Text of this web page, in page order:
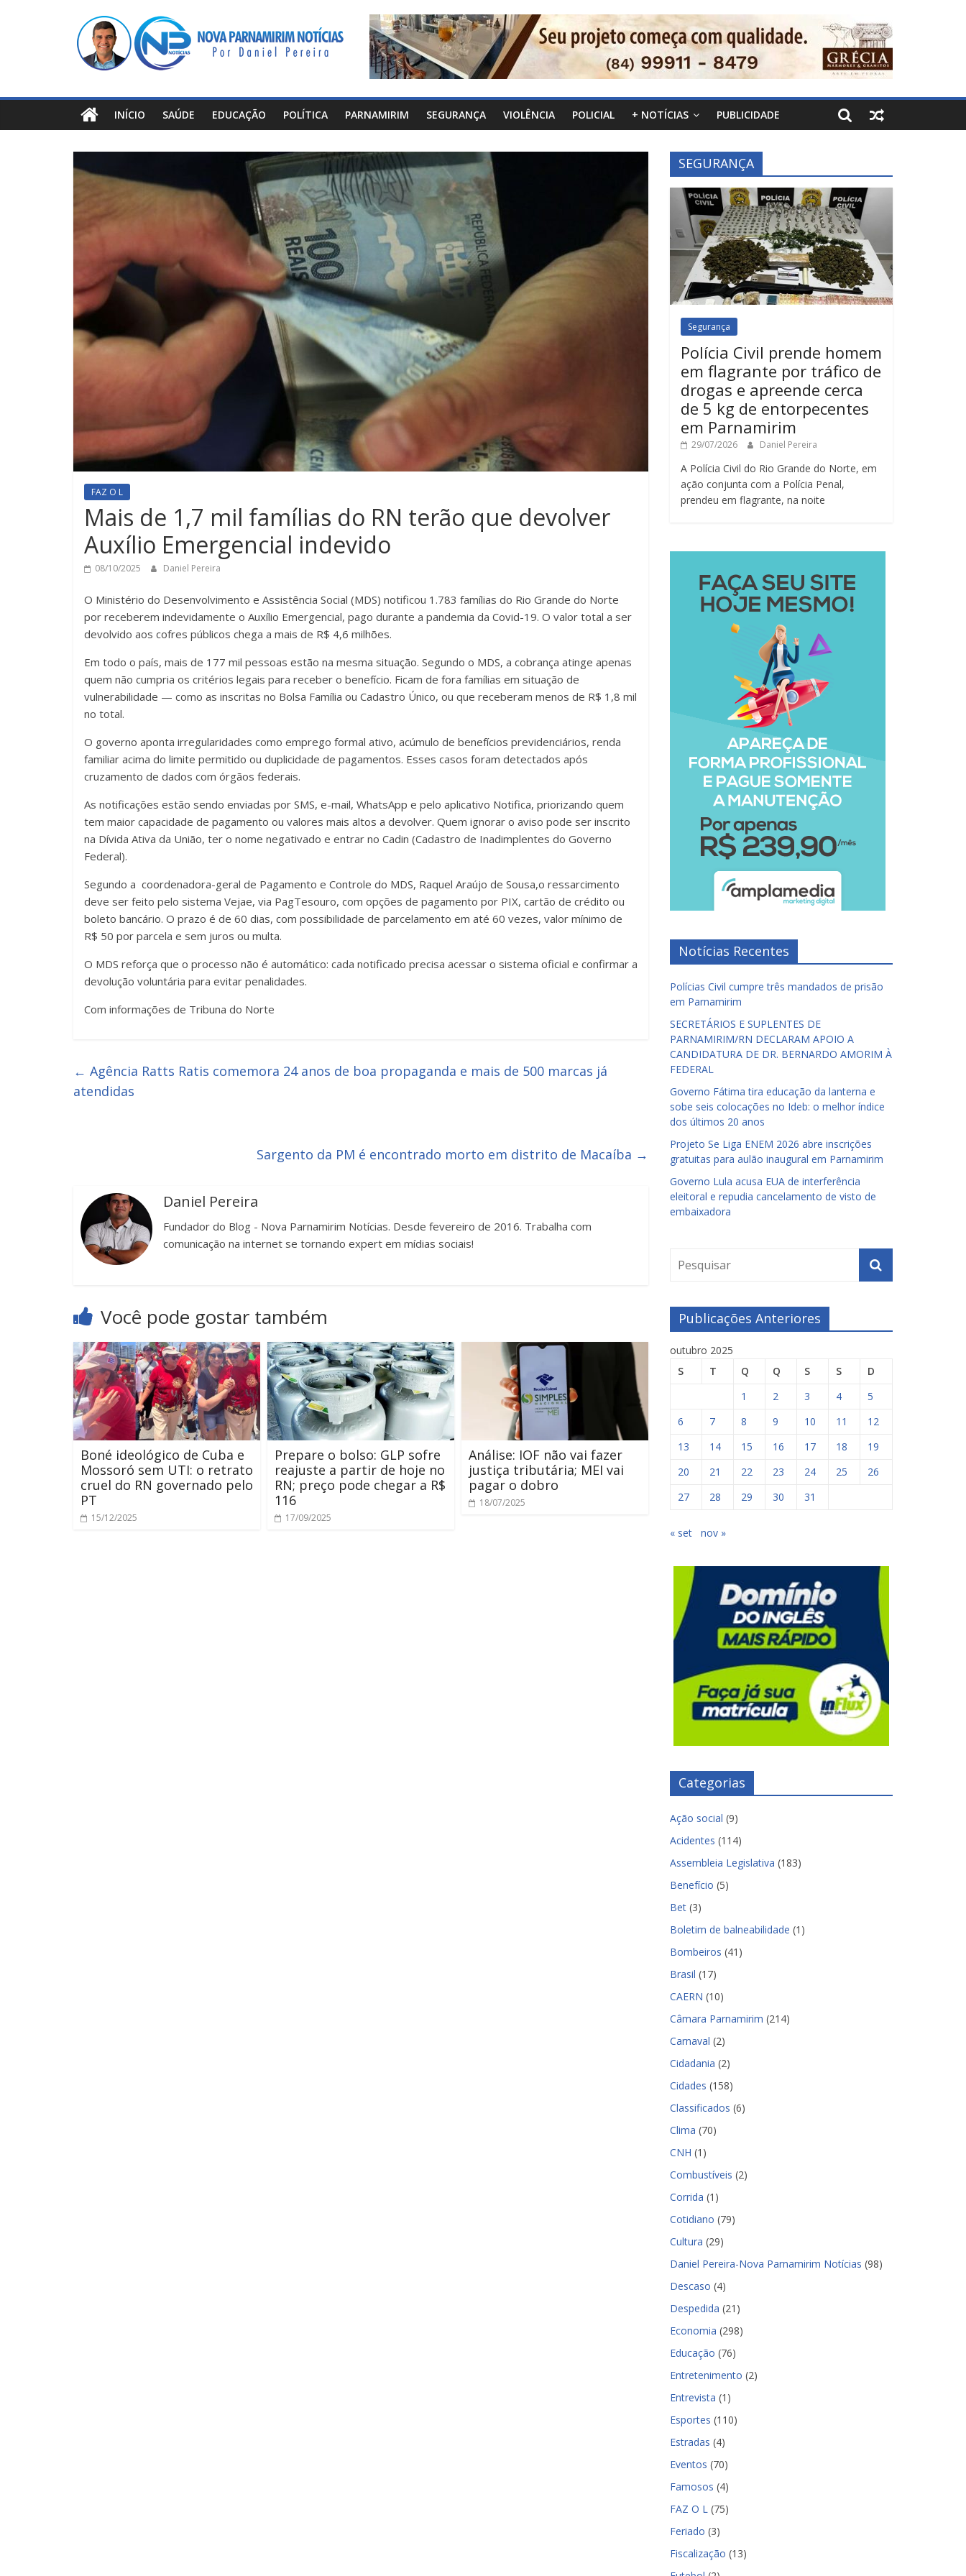
Nova
Parnamirim
Notícias
Pereira
INÍCIO SAÚDE EDUCAÇÃO POLÍTICA PARNAMIRIM SEGURANÇA VIOLÊNCIA POLICIAL + NOTÍCIAS PUBLICIDADE
FAZ O L
Mais de 1,7 mil famílias do RN terão que devolver
Auxílio Emergencial indevido
08/10/2025 Daniel Pereira
O Ministério do Desenvolvimento e Assistência Social (MDS) notificou 1.783 famílias do Rio Grande do Norte
por receberem indevidamente o Auxílio Emergencial, pago durante a pandemia da Covid-19. O valor total a ser
devolvido aos cofres públicos chega a mais de R$ 4,6 milhões.
Em todo o país, mais de 177 mil pessoas estão na mesma situação. Segundo o MDS, a cobrança atinge apenas
quem não cumpria os critérios legais para receber o benefício. Ficam de fora famílias em situação de
vulnerabilidade — como as inscritas no Bolsa Família ou Cadastro Único, ou que receberam menos de R$ 1,8 mil
no total.
O governo aponta irregularidades como emprego formal ativo, acúmulo de benefícios previdenciários, renda
familiar acima do limite permitido ou duplicidade de pagamentos. Esses casos foram detectados após
cruzamento de dados com órgãos federais.
As notificações estão sendo enviadas por SMS, e-mail, WhatsApp e pelo aplicativo Notifica, priorizando quem
tem maior capacidade de pagamento ou valores mais altos a devolver. Quem ignorar o aviso pode ser inscrito
na Dívida Ativa da União, ter o nome negativado e entrar no Cadin (Cadastro de Inadimplentes do Governo
Federal).
Segundo a coordenadora-geral de Pagamento e Controle do MDS, Raquel Araújo de Sousa,o ressarcimento
deve ser feito pelo sistema Vejae, via PagTesouro, com opções de pagamento por PIX, cartão de crédito ou
boleto bancário. O prazo é de 60 dias, com possibilidade de parcelamento em até 60 vezes, valor mínimo de
R$ 50 por parcela e sem juros ou multa.
O MDS reforça que o processo não é automático: cada notificado precisa acessar o sistema oficial e confirmar a
devolução voluntária para evitar penalidades.
Com informações de Tribuna do Norte
← Agência Ratts Ratis comemora 24 anos de boa propaganda e mais de 500 marcas já
atendidas
Sargento da PM é encontrado morto em distrito de Macaíba →
Daniel Pereira
Fundador do Blog - Nova Parnamirim Notícias. Desde fevereiro de 2016. Trabalha com
comunicação na internet se tornando expert em mídias sociais!
Você pode gostar também
Boné ideológico de Cuba e
Mossoró sem UTI: o retrato
cruel do RN governado pelo
PT
15/12/2025
Prepare o bolso: GLP sofre
reajuste a partir de hoje no
RN; preço pode chegar a R$
116
17/09/2025
Análise: IOF não vai fazer
justiça tributária; MEI vai
pagar o dobro
18/07/2025
SEGURANÇA
Segurança
Polícia Civil prende homem
em flagrante por tráfico de
drogas e apreende cerca
de 5 kg de entorpecentes
em Parnamirim
29/07/2026 Daniel Pereira
A Polícia Civil do Rio Grande do Norte, em
ação conjunta com a Polícia Penal,
prendeu em flagrante, na noite
Notícias Recentes
Polícias Civil cumpre três mandados de prisão
em Parnamirim
SECRETÁRIOS E SUPLENTES DE
PARNAMIRIM/RN DECLARAM APOIO A
CANDIDATURA DE DR. BERNARDO AMORIM À
FEDERAL
Governo Fátima tira educação da lanterna e
sobe seis colocações no Ideb: o melhor índice
dos últimos 20 anos
Projeto Se Liga ENEM 2026 abre inscrições
gratuitas para aulão inaugural em Parnamirim
Governo Lula acusa EUA de interferência
eleitoral e repudia cancelamento de visto de
embaixadora
Publicações Anteriores
outubro 2025
S
T Q Q S S
D
1
2 3 4
5
6
7 8 9 10 11
12
13
14 15 16 17 18
19
20
21 22 23 24 25
26
27
28 29 30 31
« set nov »
Categorias
Ação social (9)
Acidentes (114)
Assembleia Legislativa (183)
Benefício (5)
Bet (3)
Boletim de balneabilidade (1)
Bombeiros (41)
Brasil (17)
CAERN (10)
Câmara Parnamirim (214)
Carnaval (2)
Cidadania (2)
Cidades (158)
Classificados (6)
Clima (70)
CNH (1)
Combustíveis (2)
Corrida (1)
Cotidiano (79)
Cultura (29)
Daniel Pereira-Nova Parnamirim Notícias (98)
Descaso (4)
Despedida (21)
Economia (298)
Educação (76)
Entretenimento (2)
Entrevista (1)
Esportes (110)
Estradas (4)
Eventos (70)
Famosos (4)
FAZ O L (75)
Feriado (3)
Fiscalização (13)